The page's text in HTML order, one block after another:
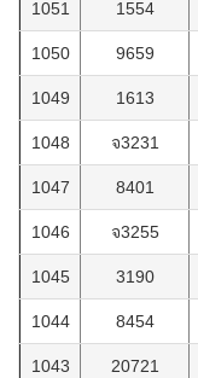
1051 1554
1050 9659
1049 1613
1048 จ3231
1047 8401
1046 จ3255
1045 3190
1044 8454
1043 20721